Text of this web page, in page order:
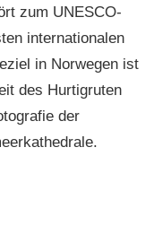
zum UNESCO-
internationalen
in Norwegen ist
des Hurtigruten
der